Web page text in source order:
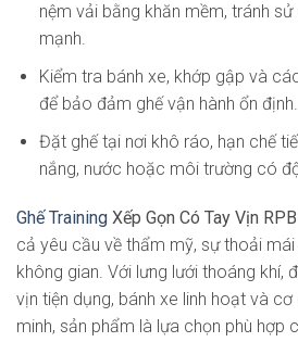
nệm vải bằng khăn mềm, tránh
mạnh.
Kiểm tra bánh xe, khớp gập và
để bảo đảm ghế vận hành ổn định.
Đặt ghế tại nơi khô ráo, hạn chế
nắng, nước hoặc môi trường có
Ghế Training Xếp Gọn Có Tay Vịn
cả yêu cầu về thẩm mỹ, sự thoải
không gian. Với lưng lưới thoáng khí,
vịn tiện dụng, bánh xe linh hoạt và
minh, sản phẩm là lựa chọn phù hợp